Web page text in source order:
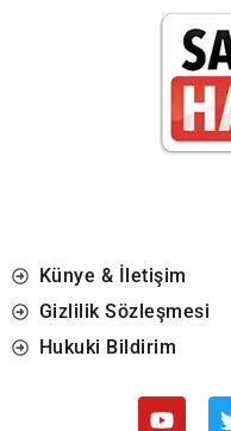
Künye & İletişim
Gizlilik Sözleşmesi
Hukuki Bildirim